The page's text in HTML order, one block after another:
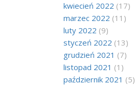
kwiecień 2022 (17)
marzec 2022 (11)
luty 2022 (9)
styczeń 2022 (13)
grudzień 2021 (7)
listopad 2021 (1)
październik 2021 (5)